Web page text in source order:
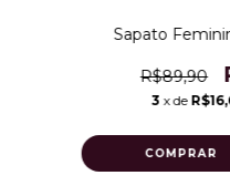
Sapato
R$89,90
3 x de
COMPRAR